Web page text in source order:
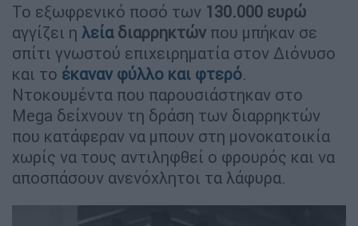
Το εξωφρενικό ποσό των 130.000 ευρώ
αγγίζει η λεία διαρρηκτών που μπήκαν σε
σπίτι γνωστού επιχειρηματία στον Διόνυσο
και το έκαναν φύλλο και φτερό.
Ντοκουμέντα που παρουσιάστηκαν στο
Mega δείχνουν τη δράση των διαρρηκτών
που κατάφεραν να μπουν στη μονοκατοικία
χωρίς να τους αντιληφθεί ο φρουρός και να
αποσπάσουν ανενόχλητοι τα λάφυρα.